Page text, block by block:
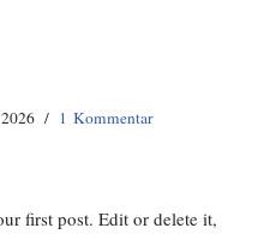
1 Kommentar
first post. Edit or delete it,